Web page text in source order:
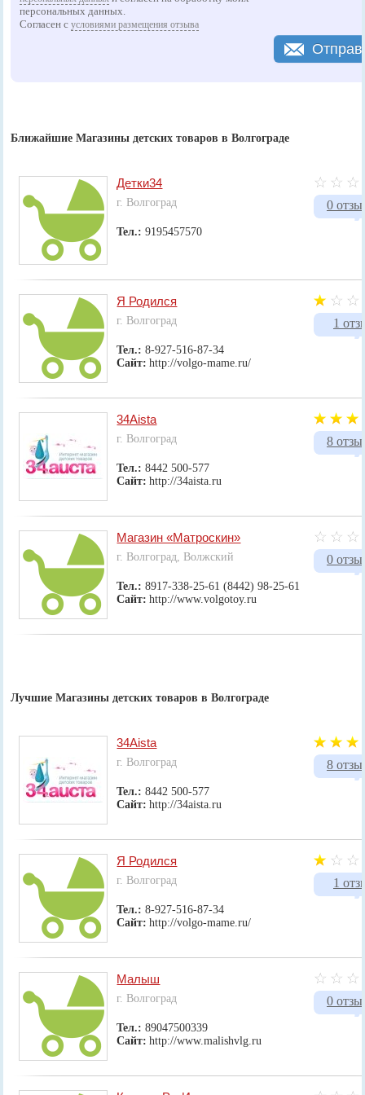
персональных данных.
Согласен сусловиями размещения отзыва
Ближайшие Магазины детских товаров в Волгограде
0
Детки34
г. Волгоград
Тел.:9195457570
1
Я Родился
г. Волгоград
Тел.:8-927-516-87-34
Сайт: http://volgo-mame.ru/
8
34Aista
г. Волгоград
Тел.:8442 500-577
Сайт: http://34aista.ru
0
Магазин «Матроскин»
г. Волгоград, Волжский
Тел.:8917-338-25-61 (8442) 98-25-61
Сайт: http://www.volgotoy.ru
Лучшие Магазины детских товаров в Волгограде
8
34Aista
г. Волгоград
Тел.:8442 500-577
Сайт: http://34aista.ru
1
Я Родился
г. Волгоград
Тел.:8-927-516-87-34
Сайт: http://volgo-mame.ru/
0
Малыш
г. Волгоград
Тел.:89047500339
Сайт: http://www.malishvlg.ru